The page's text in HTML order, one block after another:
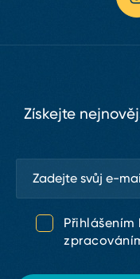
Socha hlavy
Obchodní
Získejte